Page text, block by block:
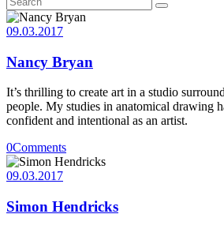
09.03.2017
Nancy Bryan
It’s thrilling to create art in a studio
people. My studies in anatomical drawing
confident and intentional as an artist.
0Comments
09.03.2017
Simon Hendricks